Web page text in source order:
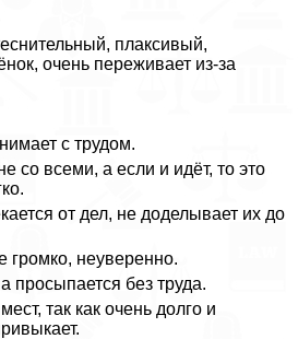
плаксивый,
очень переживает из-за
с трудом.
со всеми, а если и идёт, то это
от дел, не доделывает их до
громко, неуверенно.
просыпается без труда.
так как очень долго и